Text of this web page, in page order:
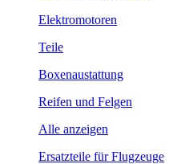
Elektromotoren
Teile
Boxenaustattung
Reifen und Felgen
Alle anzeigen
Ersatzteile für Flugzeuge